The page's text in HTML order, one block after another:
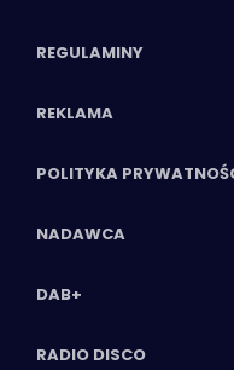
REGULAMINY
REKLAMA
POLITYKA
NADAWCA
DAB+
RADIO DISCO